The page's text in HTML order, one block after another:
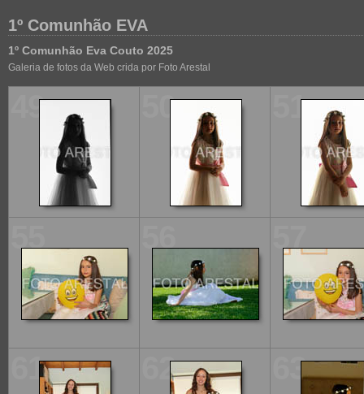
1º Comunhão EVA
1º Comunhão Eva Couto 2025
Galeria de fotos da Web crida por Foto Arestal
49 50 51
61 62 63